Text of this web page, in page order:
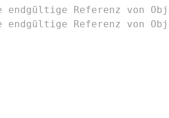
Referenz von
Referenz von